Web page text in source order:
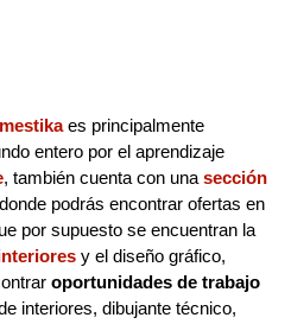
es principalmente
entero por el aprendizaje
, también cuenta con una sección
podrás encontrar ofertas en
por supuesto se encuentran la
y el diseño gráfico,
oportunidades de trabajo
interiores, dibujante técnico,